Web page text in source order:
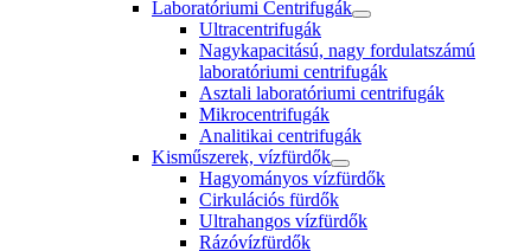
Laboratóriumi Centrifugák
Ultracentrifugák
Nagykapacitású, nagy fordulatszámú
laboratóriumi centrifugák
Asztali laboratóriumi centrifugák
Mikrocentrifugák
Analitikai centrifugák
Kisműszerek, vízfürdők
Hagyományos vízfürdők
Cirkulációs fürdők
Ultrahangos vízfürdők
Rázóvízfürdők